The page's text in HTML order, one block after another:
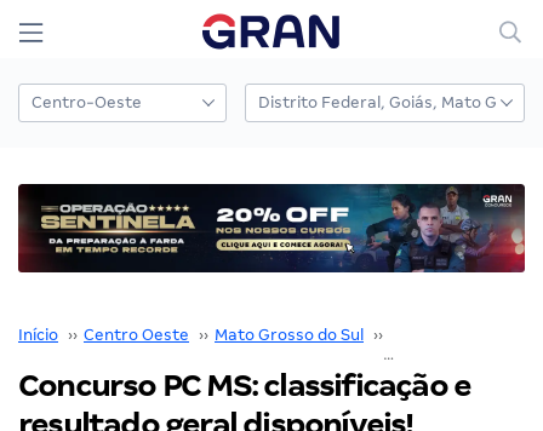
Início ›› Centro Oeste ›› Mato Grosso do Sul ››
Concurso PC MS: classificação e